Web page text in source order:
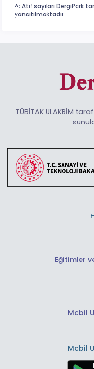
^: Atıf sayıları DergiPark
yansıtılmaktadır.
TÜBİTAK ULAKBİM
Eğitimler
Mobil
Mobil